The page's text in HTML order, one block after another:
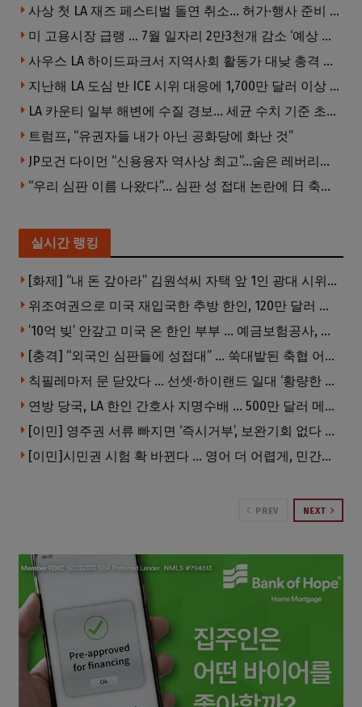
사상 첫 LA 재즈 페스티벌 돌연 취소… 허가·행사 준비 문제로 일정 변경
미 고용시장 급랭 … 7월 일자리 2만3천개 감소 ‘예상 밖 쇼크’
사우스 LA 하이드파크서 지역사회 활동가 대낮 총격 사망… 용의자 도주
지난해 LA 도심 반 ICE 시위 대응에 1,700만 달러 이상 지출… LAPD, 대규모 시위 대비 강화 필요
LA 카운티 일부 해변에 수질 경보… 세균 수치 기준 초과, 입수 자제 당부
트럼프, “유권자들 내가 아닌 공화당에 화난 것”
JP모건 다이먼 “신용융자 역사상 최고”…숨은 레버리지 경고
“우리 심판 이름 나왔다”… 심판 성 접대 논란에 日 축구계 발칵
실시간 랭킹
[화제] “내 돈 갚아라” 김원석씨 자택 앞 1인 광대 시위 … 한인 투자사, “108만 달러 못받아”
위조여권으로 미국 재입국한 추방 한인, 120만 달러 은행 사기 행각
’10억 빚’ 안갚고 미국 온 한인 부부 … 예금보험공사, 미국서 소송
[충격] “외국인 심판들에 성접대” … 쑥대밭된 축협 어디까지 추락하나
칙필레마저 문 닫았다 … 선셋·하이랜드 일대 ‘황량한 거리’로
연방 당국, LA 한인 간호사 지명수배 … 500만 달러 메디캐어 사기, 선고 직전 한국 도주
[이민] 영주권 서류 빠지면 ‘즉시거부’, 보완기회 없다 … 이민심사 8월부터 확 바뀐다
[이민]시민권 시험 확 바뀐다 … 영어 더 어렵게, 민간시험 도입 추진
PREV NEXT